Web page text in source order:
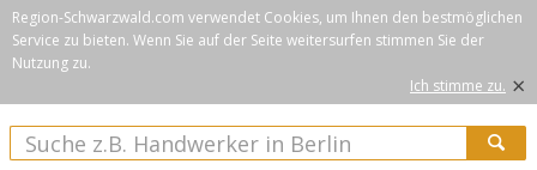
Region-Schwarzwald.com verwendet Cookies, um Ihnen den bestmöglichen
Service zu bieten. Wenn Sie auf der Seite weitersurfen stimmen Sie der
Nutzung zu.
Ich stimme zu. ×